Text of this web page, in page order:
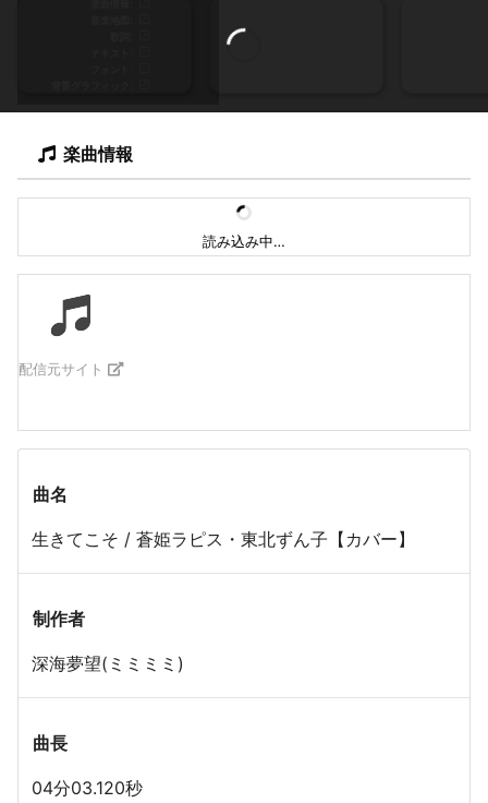
楽曲情報
読み込み中…
配信元サイト
曲名
生きてこそ / 蒼姫ラピス・東北ずん子【カバー】
制作者
深海夢望(ミミミミ)
曲長
04分03.120秒